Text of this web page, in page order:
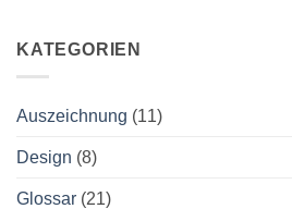
2024
neu:
Set
KATEGORIEN
Auszeichnung (11)
Design (8)
Glossar (21)